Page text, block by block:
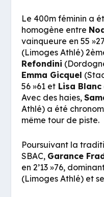
Le 400m féminin a
homogène entre
vainqueure en 55
(Limoges Athlé)
Refondini
Emma Gicquel
56 »61 et Lisa Blanc
Avec des haies,
Athlé) a été
même tour de piste.
Poursuivant la
SBAC, Garance
en 2’13 »76,
(Limoges Athlé) et